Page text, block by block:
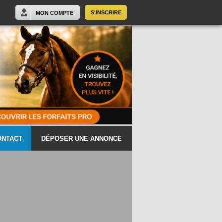
S'INSCRIRE
MON COMPTE
DÉPOSER UNE ANNONCE